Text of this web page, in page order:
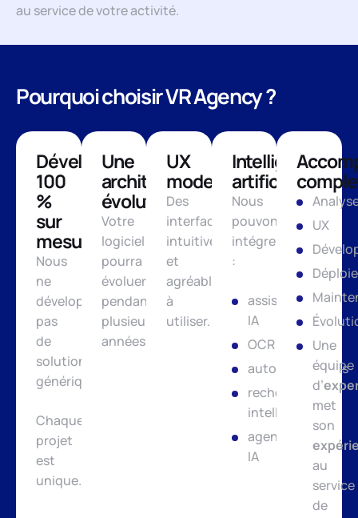
au service de votre activité.
Pourquoi choisir VR Agency ?
Développement
100
%
sur
mesure
Nous
ne
développons
pas
de
solutions
génériques.
Chaque
projet
est
unique.
Une
architecture
évolutive
Votre
logiciel
pourra
évoluer
pendant
plusieurs
années.
UX
moderne
Des
interfaces
intuitives
et
agréables
à
utiliser.
Intelligence
artificielle
Nous
pouvons
intégrer
:
assistants
IA
OCR
automatisations
recherche
intelligente
agents
IA
UX
Une
équipe
d’
met
son
au
service
de